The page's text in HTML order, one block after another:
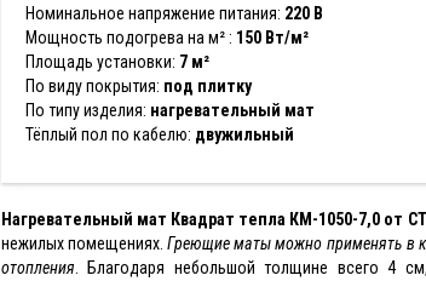
Номинальное напряжение питания: 220 В
Мощность подогрева на м² : 150 Вт/м²
Площадь установки: 7 м²
По виду покрытия: под плитку
По типу изделия: нагревательный мат
Тёплый пол по кабелю: двужильный
Нагревательный мат Квадрат тепла КМ-1050-7,0 от
нежилых помещениях. Греющие маты можно применять в
отопления . Благодаря небольшой толщине всего 4